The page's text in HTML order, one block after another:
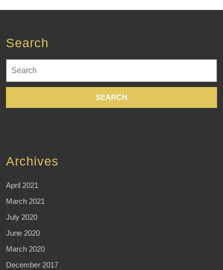
Search
for:
Archives
April 2021
March 2021
July 2020
June 2020
March 2020
December 2017